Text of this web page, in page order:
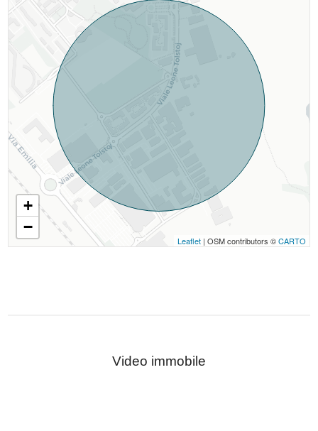
+
−
Leaflet| OSM contributors ©CARTO
Video immobile